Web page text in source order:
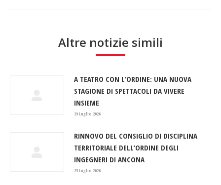
Altre notizie simili
A TEATRO CON L’ORDINE: UNA NUOVA
STAGIONE DI SPETTACOLI DA VIVERE
INSIEME
29 Luglio 2026
RINNOVO DEL CONSIGLIO DI DISCIPLINA
TERRITORIALE DELL’ORDINE DEGLI
INGEGNERI DI ANCONA
23 Luglio 2026